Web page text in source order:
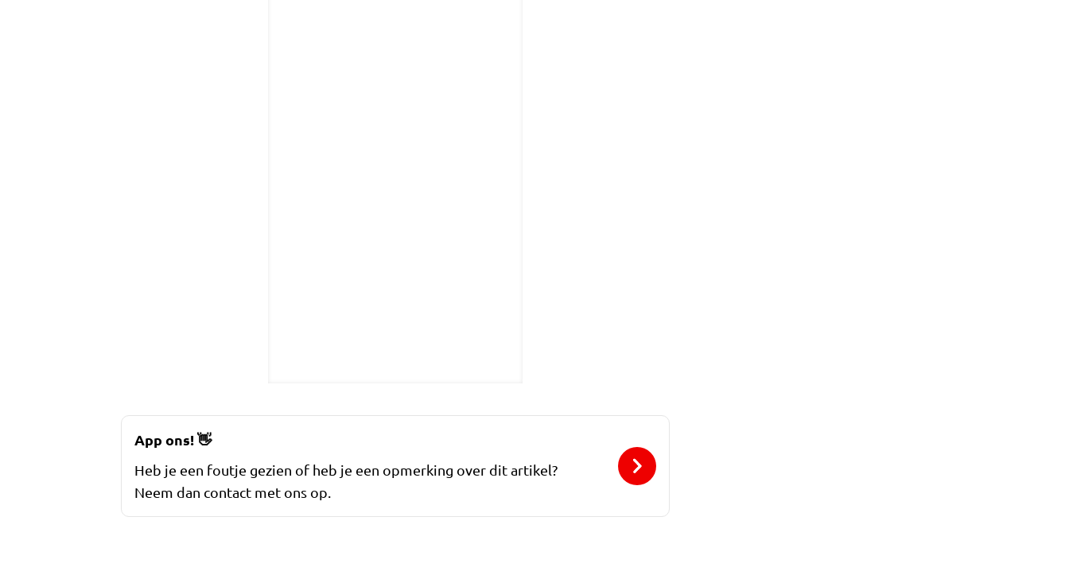
App ons!👋
Heb je een foutje gezien of heb je een opmerking over dit artikel?
Neem dan contact met ons op.